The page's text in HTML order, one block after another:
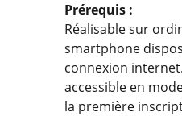
Prérequis :
Réalisable sur
smartphone
connexion
accessible en
la première